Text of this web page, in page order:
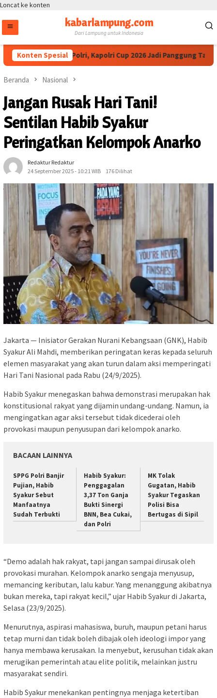
Loncat ke konten
kabarlampung.com
Dari Lampung untuk Indonesia
Konten Spesial
Apresiasi Polri, Kapolri Cup 2026 Jadi Panggung Talenta
Beranda Nasional
Jangan Rusak Hari Tani!
Sentilan Habib Syakur
Peringatkan Kelompok Anarko
Redaktur Redaktur
24 September 2025 - 10:21 WIB
176 Dilihat
Jakarta — Inisiator Gerakan Nurani Kebangsaan (GNK), Habib
Syakur Ali Mahdi, memberikan peringatan keras kepada seluruh
elemen masyarakat yang akan turun dalam aksi memperingati
Hari Tani Nasional pada Rabu (24/9/2025).
Habib Syakur menegaskan bahwa demonstrasi merupakan hak
konstitusional rakyat yang dijamin undang-undang. Namun, ia
mengingatkan agar aksi tersebut tidak dicederai oleh
provokasi maupun penyusupan dari kelompok anarko.
BACAAN LAINNYA
SPPG Polri Banjir
Pujian, Habib
Syakur Sebut
Manfaatnya
Sudah Terbukti
Habib Syakur:
Penggagalan
3,37 Ton Ganja
Bukti Sinergi
BNN, Bea Cukai,
dan Polri
MK Tolak
Gugatan, Habib
Syakur Tegaskan
Polisi Bisa
Bertugas di Sipil
“Demo adalah hak rakyat, tapi jangan sampai dirusak oleh
provokasi murahan. Kelompok anarko sengaja menyusup,
memancing keributan, lalu kabur. Yang menanggung akibatnya
bukan mereka, tapi rakyat kecil,” ujar Habib Syakur di Jakarta,
Selasa (23/9/2025).
Menurutnya, aspirasi mahasiswa, buruh, maupun petani harus
tetap murni dan tidak boleh dibajak oleh ideologi impor yang
hanya membawa kerusakan. Ia menyebut, kerusuhan tidak akan
merugikan pemerintah atau elite politik, melainkan justru
masyarakat sendiri.
Habib Syakur menekankan pentingnya menjaga ketertiban